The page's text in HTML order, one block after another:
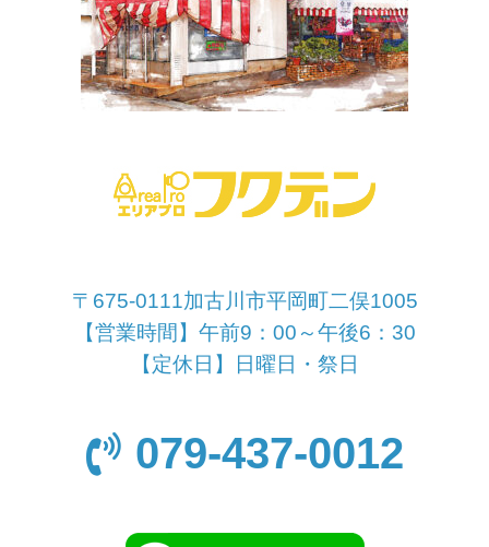
〒675-0111加古川市平岡町二俣1005
【営業時間】午前9：00～午後6：30
【定休日】日曜日・祭日
079-437-0012